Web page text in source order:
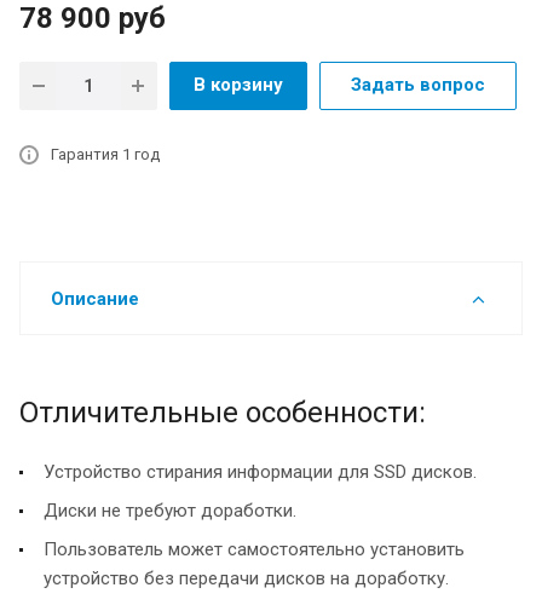
78 900 руб
В корзину Задать вопрос
Гарантия 1 год
Описание
Отличительные особенности:
Устройство стирания информации для SSD дисков.
Диски не требуют доработки.
Пользователь может самостоятельно установить
устройство без передачи дисков на доработку.